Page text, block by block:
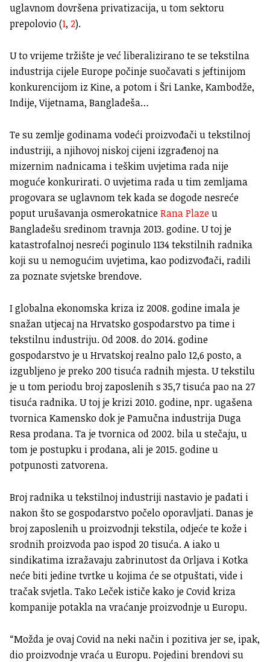
uglavnom dovršena privatizacija, u tom sektoru
prepolovio (1, 2).
U to vrijeme tržište je već liberalizirano te se tekstilna
industrija cijele Europe počinje suočavati s jeftinijom
konkurencijom iz Kine, a potom i Šri Lanke, Kambodže,
Indije, Vijetnama, Bangladeša…
Te su zemlje godinama vodeći proizvođači u tekstilnoj
industriji, a njihovoj niskoj cijeni izgrađenoj na
mizernim nadnicama i teškim uvjetima rada nije
moguće konkurirati. O uvjetima rada u tim zemljama
progovara se uglavnom tek kada se dogode nesreće
poput urušavanja osmerokatniceRana Plazeu
Bangladešu sredinom travnja 2013. godine. U toj je
katastrofalnoj nesreći poginulo 1134 tekstilnih radnika
koji su u nemogućim uvjetima, kao podizvođači, radili
za poznate svjetske brendove.
I globalna ekonomska kriza iz 2008. godine imala je
snažan utjecaj na Hrvatsko gospodarstvo pa time i
tekstilnu industriju. Od 2008. do 2014. godine
gospodarstvo je u Hrvatskoj realno palo 12,6 posto, a
izgubljeno je preko 200 tisuća radnih mjesta. U tekstilu
je u tom periodu broj zaposlenih s 35,7 tisuća pao na 27
tisuća radnika. U toj je krizi 2010. godine, npr. ugašena
tvornica Kamensko dok je Pamučna industrija Duga
Resa prodana. Ta je tvornica od 2002. bila u stečaju, u
tom je postupku i prodana, ali je 2015. godine u
potpunosti zatvorena.
Broj radnika u tekstilnoj industriji nastavio je padati i
nakon što se gospodarstvo počelo oporavljati. Danas je
broj zaposlenih u proizvodnji tekstila, odjeće te kože i
srodnih proizvoda pao ispod 20 tisuća. A iako u
sindikatima izražavaju zabrinutost da Orljava i Kotka
neće biti jedine tvrtke u kojima će se otpuštati, vide i
tračak svjetla. Tako Leček ističe kako je Covid kriza
kompanije potakla na vraćanje proizvodnje u Europu.
“Možda je ovaj Covid na neki način i pozitiva jer se, ipak,
dio proizvodnje vraća u Europu. Pojedini brendovi su